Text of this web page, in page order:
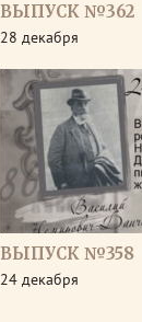
ВЫПУСК №362
28 декабря
ВЫПУСК №358
24 декабря